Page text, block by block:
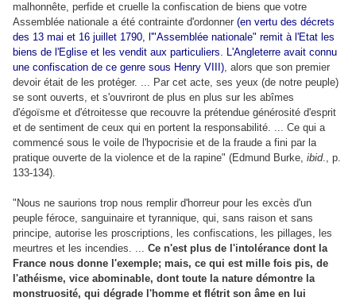
malhonnête, perfide et cruelle la confiscation de biens que votre
Assemblée nationale a été contrainte d'ordonner (en vertu des décrets
des 13 mai et 16 juillet 1790, l'"Assemblée nationale" remit à l'Etat les
biens de l'Eglise et les vendit aux particuliers. L'Angleterre avait connu
une confiscation de ce genre sous Henry VIII), alors que son premier
devoir était de les protéger. ... Par cet acte, ses yeux (de notre peuple)
se sont ouverts, et s'ouvriront de plus en plus sur les abîmes
d'égoïsme et d'étroitesse que recouvre la prétendue générosité d'esprit
et de sentiment de ceux qui en portent la responsabilité. ... Ce qui a
commencé sous le voile de l'hypocrisie et de la fraude a fini par la
pratique ouverte de la violence et de la rapine" (Edmund Burke, ibid., p.
133-134).
"Nous ne saurions trop nous remplir d'horreur pour les excès d'un
peuple féroce, sanguinaire et tyrannique, qui, sans raison et sans
principe, autorise les proscriptions, les confiscations, les pillages, les
meurtres et les incendies. ... Ce n'est plus de l'intolérance dont la
France nous donne l'exemple; mais, ce qui est mille fois pis, de
l'athéisme, vice abominable, dont toute la nature démontre la
monstruosité, qui dégrade l'homme et flétrit son âme en lui